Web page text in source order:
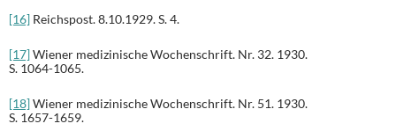
[16] Reichspost. 8.10.1929. S. 4.
[17]Wiener medizinische Wochenschrift. Nr. 32. 1930.
S. 1064-1065.
[18]Wiener medizinische Wochenschrift. Nr. 51. 1930.
S. 1657-1659.